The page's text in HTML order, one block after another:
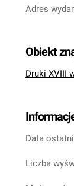
Adres
Obiekt
Druki XVIII
Data
Liczba